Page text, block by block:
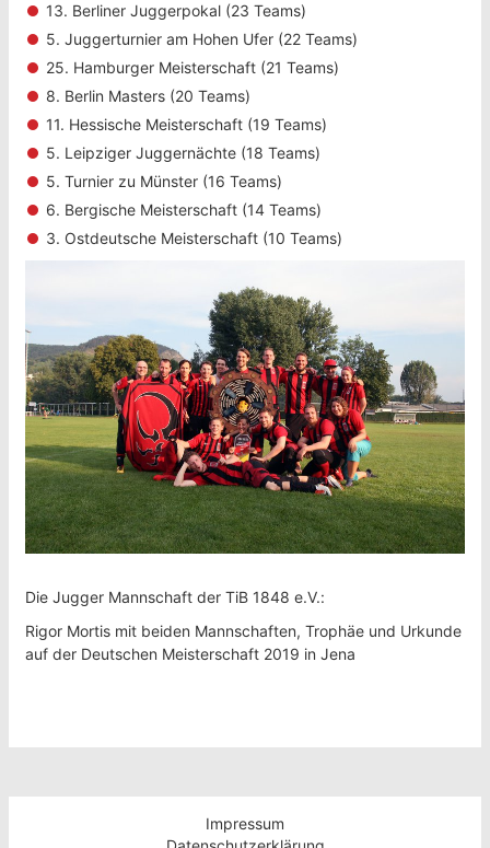
13. Berliner Juggerpokal (23 Teams)
5. Juggerturnier am Hohen Ufer (22 Teams)
25. Hamburger Meisterschaft (21 Teams)
8. Berlin Masters (20 Teams)
11. Hessische Meisterschaft (19 Teams)
5. Leipziger Juggernächte (18 Teams)
5. Turnier zu Münster (16 Teams)
6. Bergische Meisterschaft (14 Teams)
3. Ostdeutsche Meisterschaft (10 Teams)
Die Jugger Mannschaft der TiB 1848 e.V.:
Rigor Mortis mit beiden Mannschaften, Trophäe und Urkunde
auf der Deutschen Meisterschaft 2019 in Jena
Impressum